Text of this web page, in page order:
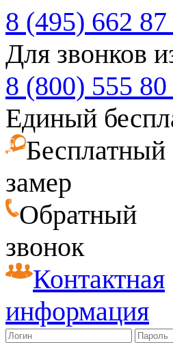
8 (495) 662 87
Для звонков
8 (800) 555 80
Единый
Бесплатный
замер
Обратный
звонок
Контактная
информация